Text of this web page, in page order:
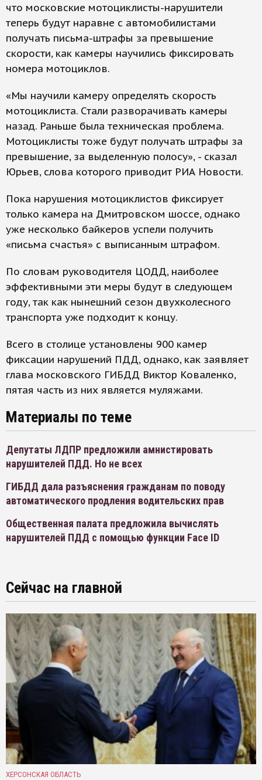
что московские мотоциклисты-нарушители
теперь будут наравне с автомобилистами
получать письма-штрафы за превышение
скорости, как камеры научились фиксировать
номера мотоциклов.
«Мы научили камеру определять скорость
мотоциклиста. Стали разворачивать камеры
назад. Раньше была техническая проблема.
Мотоциклисты тоже будут получать штрафы за
превышение, за выделенную полосу», - сказал
Юрьев, слова которого приводит РИА Новости.
Пока нарушения мотоциклистов фиксирует
только камера на Дмитровском шоссе, однако
уже несколько байкеров успели получить
«письма счастья» с выписанным штрафом.
По словам руководителя ЦОДД, наиболее
эффективными эти меры будут в следующем
году, так как нынешний сезон двухколесного
транспорта уже подходит к концу.
Всего в столице установлены 900 камер
фиксации нарушений ПДД, однако, как заявляет
глава московского ГИБДД Виктор Коваленко,
пятая часть из них является муляжами.
Материалы по теме
Депутаты ЛДПР предложили амнистировать
нарушителей ПДД. Но не всех
ГИБДД дала разъяснения гражданам по поводу
автоматического продления водительских прав
Общественная палата предложила вычислять
нарушителей ПДД с помощью функции Face ID
Сейчас на главной
ХЕРСОНСКАЯ ОБЛАСТЬ